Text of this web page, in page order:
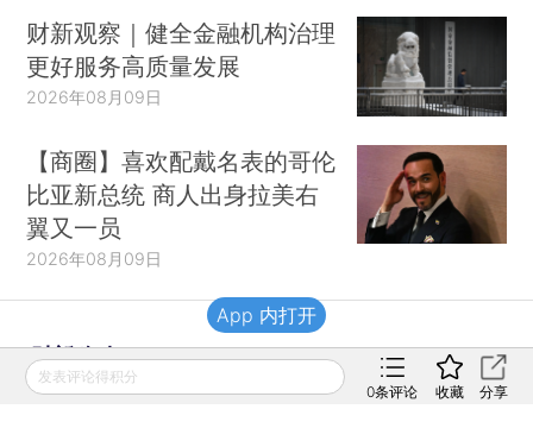
财新观察｜健全金融机构治理
更好服务高质量发展
2026年08月09日
【商圈】喜欢配戴名表的哥伦
比亚新总统 商人出身拉美右
翼又一员
2026年08月09日
财新移动
发表评论得积分
0条评论 收藏 分享
App 内打开